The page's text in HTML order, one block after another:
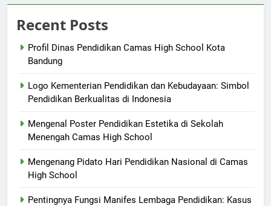
Recent Posts
Profil Dinas Pendidikan Camas High School Kota
Bandung
Logo Kementerian Pendidikan dan Kebudayaan: Simbol
Pendidikan Berkualitas di Indonesia
Mengenal Poster Pendidikan Estetika di Sekolah
Menengah Camas High School
Mengenang Pidato Hari Pendidikan Nasional di Camas
High School
Pentingnya Fungsi Manifes Lembaga Pendidikan: Kasus